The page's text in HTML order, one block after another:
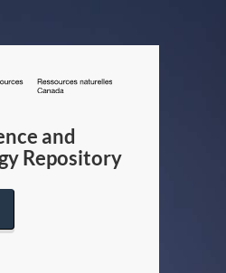
/
Canada
and
Repository